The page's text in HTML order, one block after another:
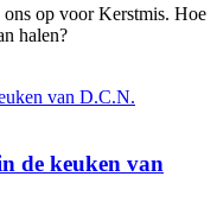
ons op voor Kerstmis. Hoe
halen?
de keuken van